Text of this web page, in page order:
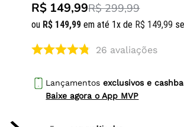
R$ 149,99R$ 299,99
ou R$ 149,99 em até 1x de R$ 149,99
26 avaliações
Lançamentosexclusivos e
Baixe agora o App MVP